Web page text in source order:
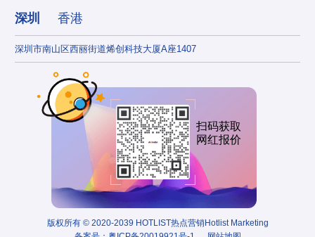
深圳 香港
深圳市南山区西丽街道烯创科技大厦A座1407
扫码获取
网红报价
版权所有 © 2020-2039 HOTLIST热点营销Hotlist Marketing